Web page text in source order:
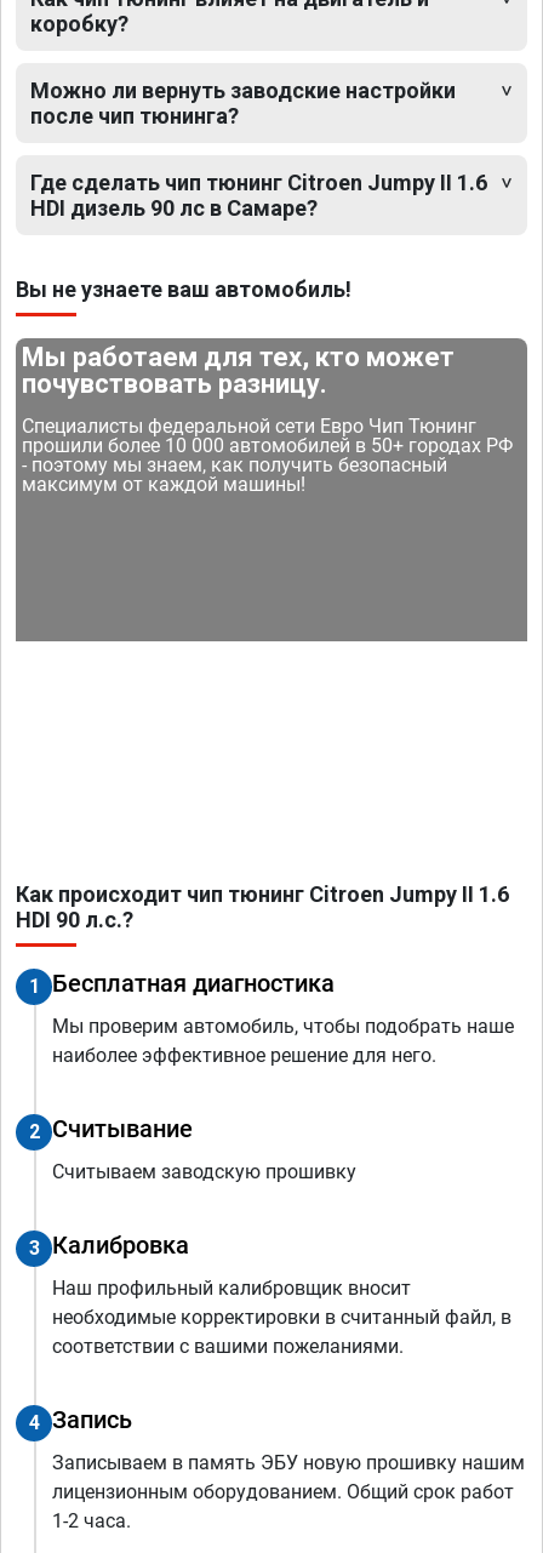
коробку?
Можно ли вернуть заводские настройки
после чип тюнинга?
Где сделать чип тюнинг Citroen Jumpy II 1.6
HDI дизель 90 лс в Самаре?
Вы не узнаете ваш автомобиль!
Мы работаем для тех, кто может
почувствовать разницу.
Специалисты федеральной сети Евро Чип Тюнинг
прошили более 10 000 автомобилей в 50+ городах РФ
- поэтому мы знаем, как получить безопасный
максимум от каждой машины!
Как происходит чип тюнинг Citroen Jumpy II 1.6
HDI 90 л.с.?
1 Бесплатная диагностика
Мы проверим автомобиль, чтобы подобрать наше
наиболее эффективное решение для него.
2 Считывание
Считываем заводскую прошивку
3 Калибровка
Наш профильный калибровщик вносит
необходимые корректировки в считанный файл, в
соответствии с вашими пожеланиями.
4 Запись
Записываем в память ЭБУ новую прошивку нашим
лицензионным оборудованием. Общий срок работ
1-2 часа.